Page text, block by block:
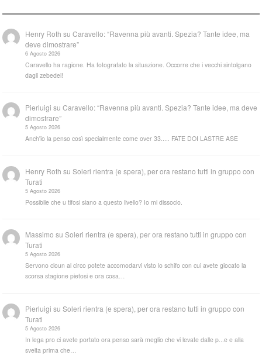
Henry Roth suCaravello: “Ravenna più avanti. Spezia? Tante idee, ma
deve dimostrare”
6 Agosto 2026
Caravello ha ragione. Ha fotografato la situazione. Occorre che i vecchi sintolgano
dagli zebedei!
Pierluigi suCaravello: “Ravenna più avanti. Spezia? Tante idee, ma deve
dimostrare”
5 Agosto 2026
Anch'io la penso così specialmente come over 33..... FATE DOI LASTRE ASE
Henry Roth suSoleri rientra (e spera), per ora restano tutti in gruppo con
Turati
5 Agosto 2026
Possibile che u tifosi siano a questo livello? Io mi dissocio.
Massimo suSoleri rientra (e spera), per ora restano tutti in gruppo con
Turati
5 Agosto 2026
Servono cloun al circo potete accomodarvi visto lo schifo con cui avete giocato la
scorsa stagione pietosi e ora cosa…
Pierluigi suSoleri rientra (e spera), per ora restano tutti in gruppo con
Turati
5 Agosto 2026
In lega pro ci avete portato ora penso sarà meglio che vi levate dalle p...e e alla
svelta prima che…